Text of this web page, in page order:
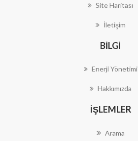
Site Haritası
İletişim
BILGI
Enerji Yönetimi
Hakkımızda
İŞLEMLER
Arama